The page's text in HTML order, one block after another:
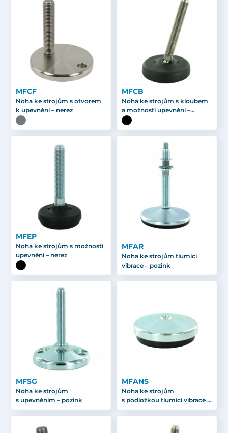
MFCF
Noha ke strojům s otvorem
k upevnění – nerez
MFCB
Noha ke strojům s kloubem
a možností upevnění –
pozink
MFEP
Noha ke strojům s možností
upevnění – nerez
MFAR
Noha ke strojům tlumící
vibrace – pozink
MFSG
Noha ke strojům
s upevněním – pozink
MFANS
Noha ke strojům
s podložkou tlumící vibrace –
nerez